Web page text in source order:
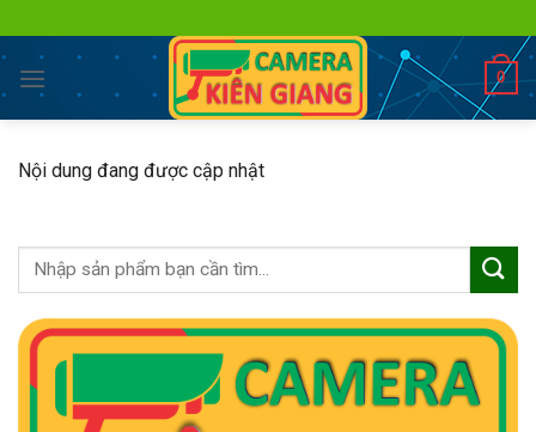
to
content
0
Nội dung đang được cập nhật